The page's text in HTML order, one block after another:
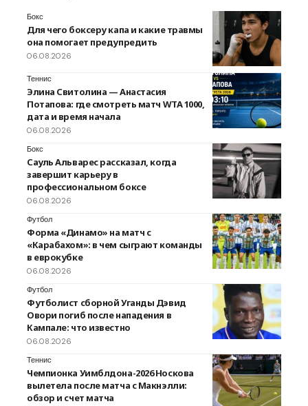
Бокс
Для чего боксеру капа и какие травмы
она помогает предупредить
06.08.2026
Теннис
Элина Свитолина — Анастасия
Потапова: где смотреть матч WTA 1000,
дата и время начала
06.08.2026
Бокс
Сауль Альварес рассказал, когда
завершит карьеру в
профессиональном боксе
06.08.2026
Футбол
Форма «Динамо» на матч с
«Карабахом»: в чем сыграют команды
в еврокубке
06.08.2026
Футбол
Футболист сборной Уганды Дэвид
Овори погиб после нападения в
Кампале: что известно
06.08.2026
Теннис
Чемпионка Уимблдона-2026 Носкова
вылетела после матча с Макнэлли:
обзор и счет матча